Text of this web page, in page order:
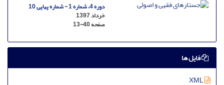
دوره 4، شماره 1 - شماره پیاپی 10
خرداد 1397
صفحه13-40
فایل ها